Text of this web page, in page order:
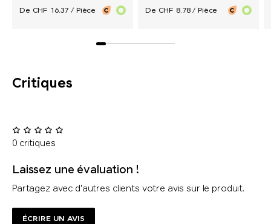
De CHF 16.37 / Pièce
De CHF 8.78 / Pièce
Critiques
0 critiques
Laissez une évaluation !
Partagez avec d'autres clients votre avis sur le produit.
ÉCRIRE UN AVIS